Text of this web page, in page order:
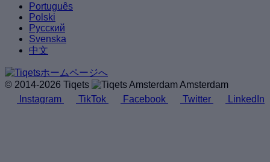
Português
Polski
Русский
Svenska
中文
© 2014-2026 Tiqets
Amsterdam
Instagram
TikTok Facebook Twitter LinkedIn